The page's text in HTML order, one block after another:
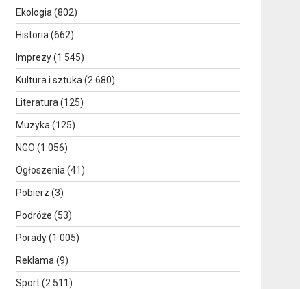
Ekologia (802)
Historia (662)
Imprezy(1 545)
Kultura i sztuka (2 680)
Literatura (125)
Muzyka (125)
NGO (1 056)
Ogłoszenia (41)
Pobierz (3)
Podróże (53)
Porady(1 005)
Reklama (9)
Sport(2 511)